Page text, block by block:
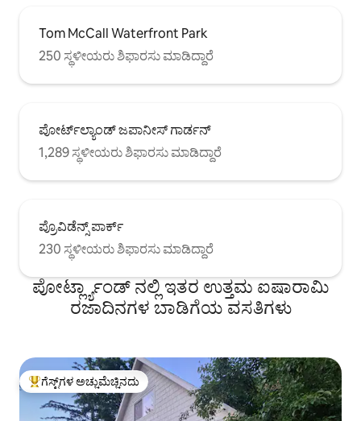
Tom McCall Waterfront Park
250 ಸ್ಥಳೀಯರು ಶಿಫಾರಸು ಮಾಡಿದ್ದಾರೆ
ಪೋರ್ಟ್‌ಲ್ಯಾಂಡ್ ಜಪಾನೀಸ್ ಗಾರ್ಡನ್
1,289 ಸ್ಥಳೀಯರು ಶಿಫಾರಸು ಮಾಡಿದ್ದಾರೆ
ಪ್ರೊವಿಡೆನ್ಸ್ ಪಾರ್ಕ್
230 ಸ್ಥಳೀಯರು ಶಿಫಾರಸು ಮಾಡಿದ್ದಾರೆ
ಪೋರ್ಟ್ಲ್ಯಾಂಡ್ ನಲ್ಲಿ ಇತರ ಉತ್ತಮ ಐಷಾರಾಮಿ
ರಜಾದಿನಗಳ ಬಾಡಿಗೆಯ ವಸತಿಗಳು
ಗೆಸ್ಟ್‌ಗಳಿಗೆ ಅತಿ ಹೆಚ್ಚು ಅಚ್ಚುಮೆಚ್ಚಿನದು
ಗೆಸ್ಟ್‌ಗಳ ಅಚ್ಚುಮೆಚ್ಚಿನದು